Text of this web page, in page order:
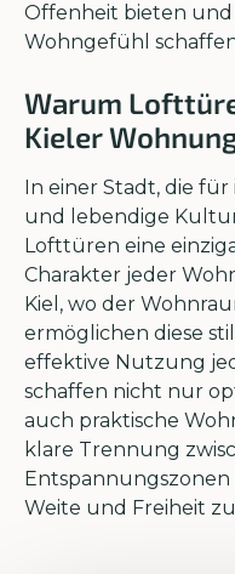
Offenheit bieten und
Wohngefühl
Warum
Kieler
In einer Stadt, die
und lebendige
Lofttüren eine
Charakter jeder
Kiel, wo der
ermöglichen diese
effektive Nutzung
schaffen nicht nur
auch praktische
klare Trennung
Weite und Freiheit